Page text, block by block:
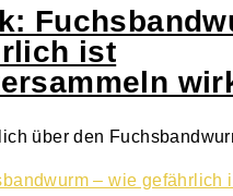
ist
über den
– wie gefährlich